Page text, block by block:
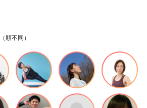
（順不同）